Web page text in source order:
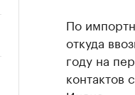
По
откуда
году на
контактов